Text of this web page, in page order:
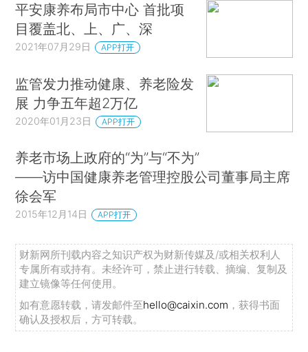
平安康养布局市中心 首批项
目覆盖北、上、广、深
2021年07月29日 APP打开
监管发力推动健康、养老险发
展 力争五年超2万亿
2020年01月23日 APP打开
养老市场上政府的“为”与“不为”
——访中国健康养老管理控股公司董事局主席
徐会军
2015年12月14日 APP打开
财新网所刊载内容之知识产权为财新传媒及/或相关权利人
专属所有或持有。未经许可，禁止进行转载、摘编、复制及
建立镜像等任何使用。
如有意愿转载，请发邮件至hello@caixin.com ，获得书面
确认及授权后，方可转载。